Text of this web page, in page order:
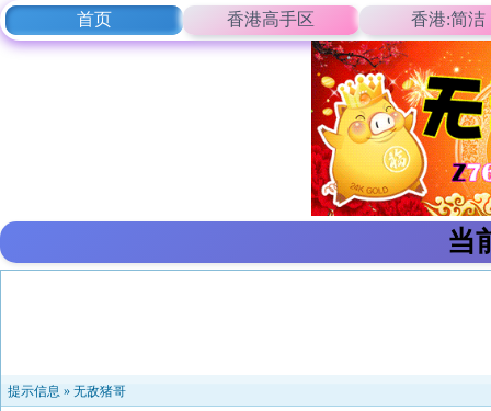
首页 香港高手区 香港:简洁
当
提示信息 » 无敌猪哥